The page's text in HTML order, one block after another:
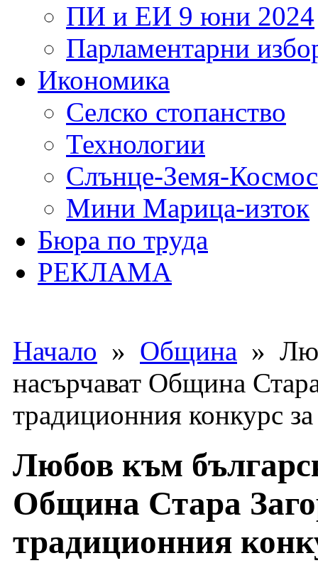
ПИ и ЕИ 9 юни 2024
Парламентарни
Икономика
Селско стопанство
Технологии
Слънце-Земя-Космос
Мини Марица-изток
Бюра по труда
РЕКЛАМА
Начало » Община »
насърчават Община
традиционния конкурс
Любов към
Община Стара
традиционния